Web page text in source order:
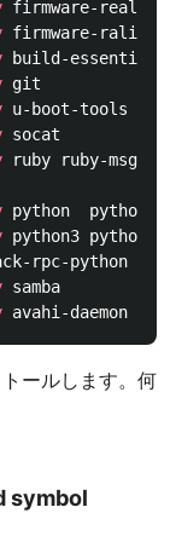
ールします。何
symbol